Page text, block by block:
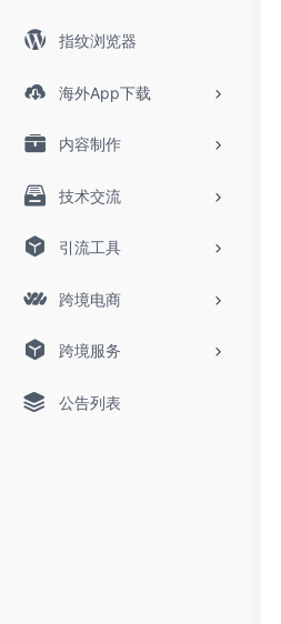
指纹浏览器
海外App下载
内容制作
技术交流
引流工具
跨境电商
跨境服务
公告列表